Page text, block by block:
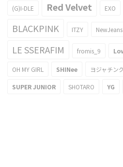
(G)I-DLE Red Velvet EXO
BLACKPINK ITZY NewJeans
LE SSERAFIM fromis_9
OH MY GIRL SHINee ヨジャチン
SUPER JUNIOR SHOTARO YG